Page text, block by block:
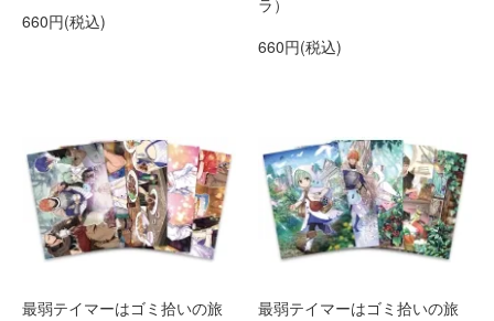
660円(税込)
ラ）
660円(税込)
最弱テイマーはゴミ拾いの旅
最弱テイマーはゴミ拾いの旅